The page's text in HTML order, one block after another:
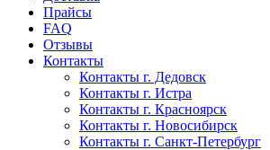
Прайсы
FAQ
Отзывы
Контакты
Контакты г. Дедовск
Контакты г. Истра
Контакты г. Красноярск
Контакты г. Новосибирск
Контакты г. Санкт-Петербург